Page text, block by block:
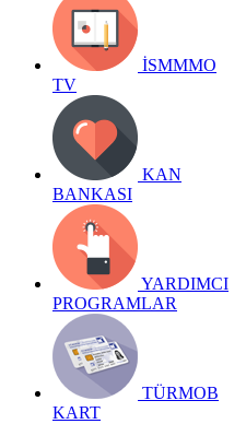
İSMMMO
TV
KAN
BANKASI
YARDIMCI
PROGRAMLAR
TÜRMOB
KART